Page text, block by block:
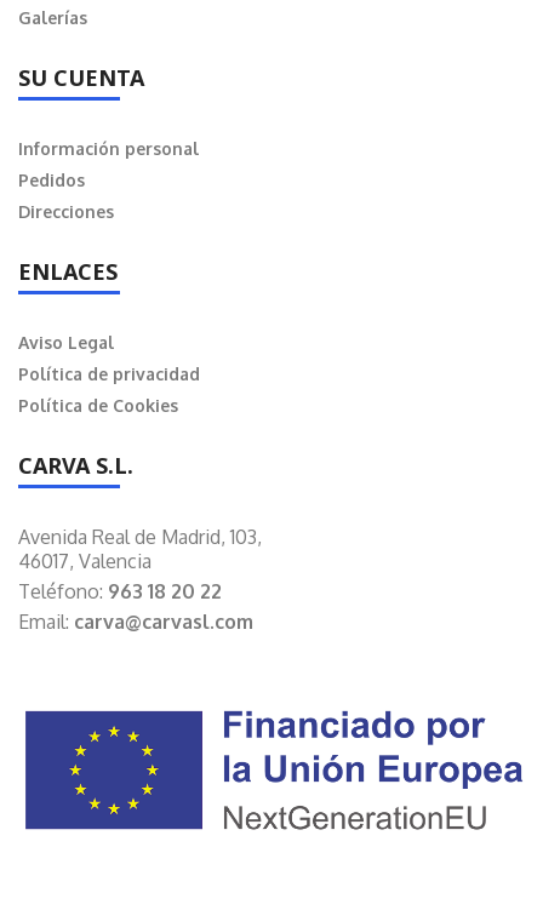
Galerías
SU CUENTA
Información personal
Pedidos
Direcciones
ENLACES
Aviso Legal
Política de privacidad
Política de Cookies
CARVA S.L.
Avenida Real de Madrid, 103,
46017, Valencia
Teléfono: 963 18 20 22
Email: carva@carvasl.com